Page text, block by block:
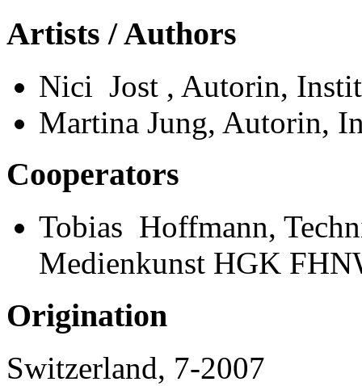
Artists / Authors
Nici Jost , Autorin,
Martina Jung, Autorin,
Cooperators
Tobias Hoffmann,
Medienkunst HGK
Origination
Switzerland, 7-2007